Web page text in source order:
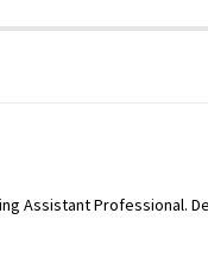
Assistant Professional.